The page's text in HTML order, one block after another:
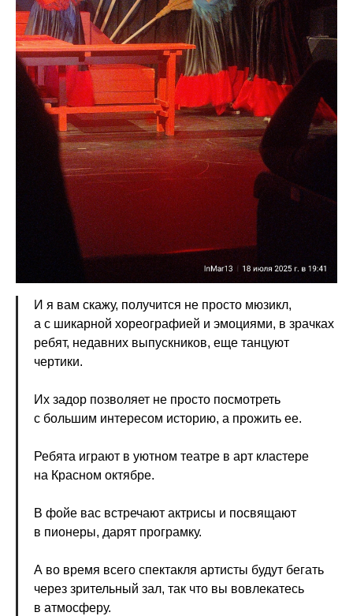
И я вам скажу, получится не просто мюзикл,
а с шикарной хореографией и эмоциями, в зрачках
ребят, недавних выпускников, еще танцуют
чертики.
Их задор позволяет не просто посмотреть
с большим интересом историю, а прожить ее.
Ребята играют в уютном театре в арт кластере
на Красном октябре.
В фойе вас встречают актрисы и посвящают
в пионеры, дарят програмку.
А во время всего спектакля артисты будут бегать
через зрительный зал, так что вы вовлекатесь
в атмосферу.